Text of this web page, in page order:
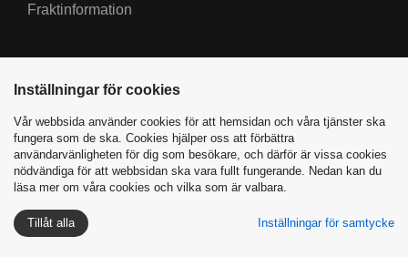
Fraktinformation
Varbergs BoIS © 2026 |
Cookies
Inställningar för cookies
Vår webbsida använder cookies för att hemsidan och våra tjänster ska
fungera som de ska. Cookies hjälper oss att förbättra
användarvänligheten för dig som besökare, och därför är vissa cookies
nödvändiga för att webbsidan ska vara fullt fungerande. Nedan kan du
läsa mer om våra cookies och vilka som är valbara.
Tillåt alla Inställningar för samtycke